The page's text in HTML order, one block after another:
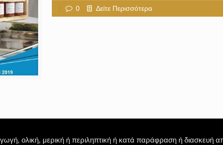
0 Δείτε Περισσότερα
ολική, μερική ή περιληπτική ή κατά παράφραση ή διασκευή